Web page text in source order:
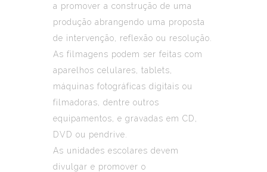
a promover a construção de uma
produção abrangendo uma proposta
de intervenção, reflexão ou resolução.
As filmagens podem ser feitas com
aparelhos celulares, tablets,
máquinas fotográficas digitais ou
filmadoras, dentre outros
equipamentos, e gravadas em CD,
DVD ou pendrive.
As unidades escolares devem
divulgar e promover o